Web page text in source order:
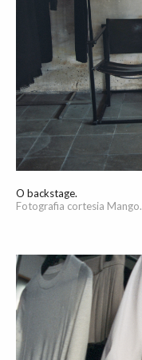
O backstage.
Fotografia cortesia Mango.